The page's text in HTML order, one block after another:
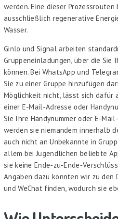
werden. Eine dieser
ausschließlich regenerative
Wasser.
Ginlo und Signal arbeiten
Gruppeneinladungen, über die Sie
können. Bei WhatsApp und
Sie zu einer Gruppe hinzufügen
Möglichkeit nicht, lässt sich dafür
einer E-Mail-Adresse oder
Sie Ihre Handynummer oder E-
werden sie niemandem innerhalb
auch nicht an Unbekannte in
allem bei Jugendlichen beliebte
sie keine Ende-zu-Ende-
Angaben dazu konnten wir zu den
und WeChat finden, wodurch sie